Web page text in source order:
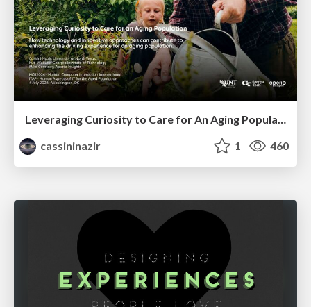
cassininazir
1 460